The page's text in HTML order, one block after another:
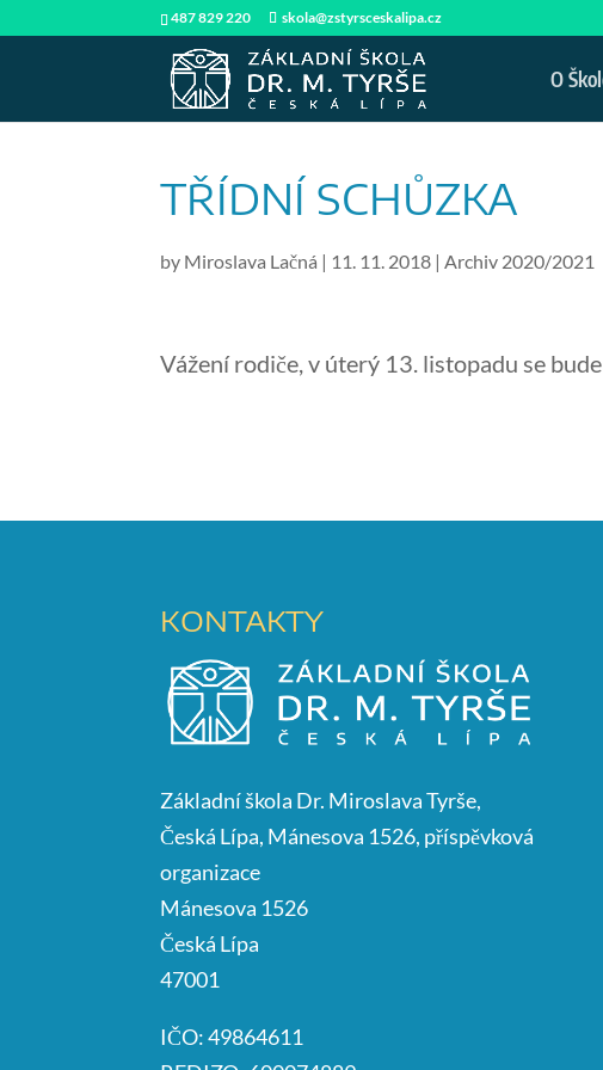
487 829 220 skola@zstyrsceskalipa.cz
O
TŘÍDNÍ SCHŮZKA
by Miroslava Lačná | 11. 11. 2018 |Archiv 2020/2021
Vážení rodiče, v úterý 13. listopadu se
KONTAKTY
Základní škola Dr. Miroslava Tyrše,
Česká Lípa, Mánesova 1526, příspěvková
organizace
Mánesova 1526
Česká Lípa
47001
IČO: 49864611